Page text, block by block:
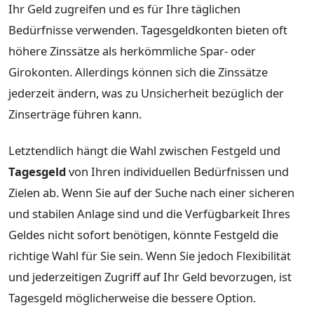
Ihr Geld zugreifen und es für Ihre täglichen
Bedürfnisse verwenden. Tagesgeldkonten bieten oft
höhere Zinssätze als herkömmliche Spar- oder
Girokonten. Allerdings können sich die Zinssätze
jederzeit ändern, was zu Unsicherheit bezüglich der
Zinserträge führen kann.
Letztendlich hängt die Wahl zwischen Festgeld und
Tagesgeldvon Ihren individuellen Bedürfnissen und
Zielen ab. Wenn Sie auf der Suche nach einer sicheren
und stabilen Anlage sind und die Verfügbarkeit Ihres
Geldes nicht sofort benötigen, könnte Festgeld die
richtige Wahl für Sie sein. Wenn Sie jedoch Flexibilität
und jederzeitigen Zugriff auf Ihr Geld bevorzugen, ist
Tagesgeld möglicherweise die bessere Option.